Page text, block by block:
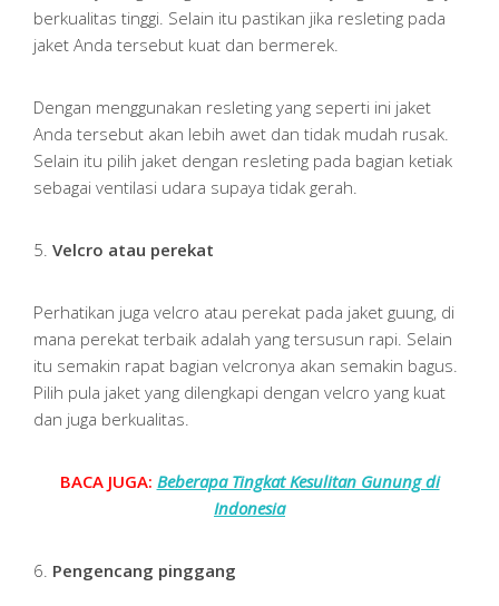
berkualitas tinggi. Selain itu pastikan jika resleting pada
jaket Anda tersebut kuat dan bermerek.
Dengan menggunakan resleting yang seperti ini jaket
Anda tersebut akan lebih awet dan tidak mudah rusak.
Selain itu pilih jaket dengan resleting pada bagian ketiak
sebagai ventilasi udara supaya tidak gerah.
5. Velcro atau perekat
Perhatikan juga velcro atau perekat pada jaket guung, di
mana perekat terbaik adalah yang tersusun rapi. Selain
itu semakin rapat bagian velcronya akan semakin bagus.
Pilih pula jaket yang dilengkapi dengan velcro yang kuat
dan juga berkualitas.
BACA JUGA: Beberapa Tingkat Kesulitan Gunung di
Indonesia
6. Pengencang pinggang